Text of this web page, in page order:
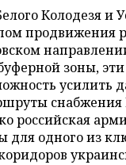
Колодезя и
продвижения
зоны,
усилить
снабжения
российская
для одного из